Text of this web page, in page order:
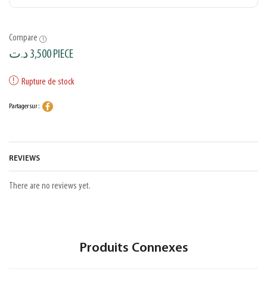
Compare
3,500د.ت PIECE
Rupture de stock
Partager sur :
REVIEWS
There are no reviews yet.
Produits Connexes